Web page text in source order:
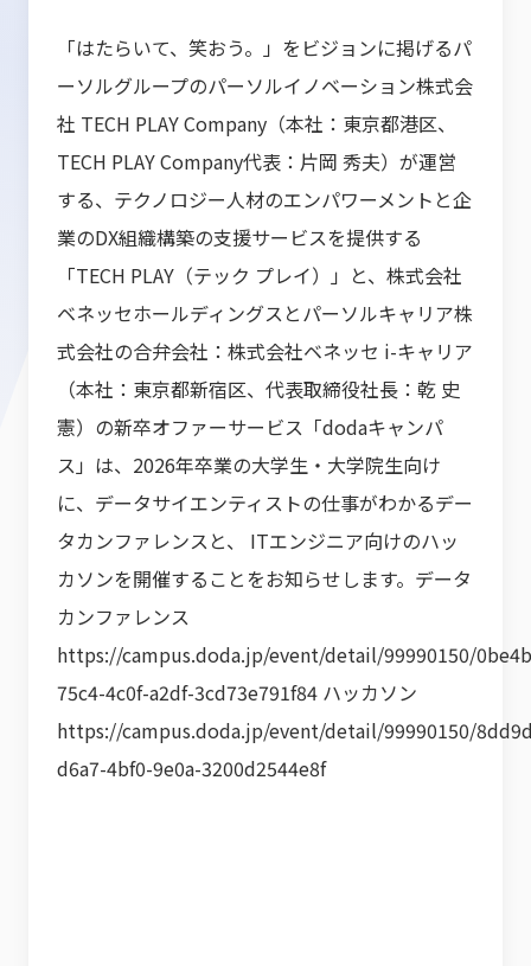
「はたらいて、笑おう。」をビジョンに掲げるパ
ーソルグループのパーソルイノベーション株式会
社 TECH PLAY Company（本社：東京都港区、
TECH PLAY Company代表：片岡 秀夫）が運営
する、テクノロジー人材のエンパワーメントと企
業のDX組織構築の支援サービスを提供する
「TECH PLAY（テック プレイ）」と、株式会社
ベネッセホールディングスとパーソルキャリア株
式会社の合弁会社：株式会社ベネッセ i-キャリア
（本社：東京都新宿区、代表取締役社長：乾 史
憲）の新卒オファーサービス「dodaキャンパ
ス」は、2026年卒業の大学生・大学院生向け
に、データサイエンティストの仕事がわかるデー
タカンファレンスと、 ITエンジニア向けのハッ
カソンを開催することをお知らせします。データ
カンファレンス
https://campus.doda.jp/event/detail/99990150/
75c4-4c0f-a2df-3cd73e791f84 ハッカソン
https://campus.doda.jp/event/detail/99990150/
d6a7-4bf0-9e0a-3200d2544e8f